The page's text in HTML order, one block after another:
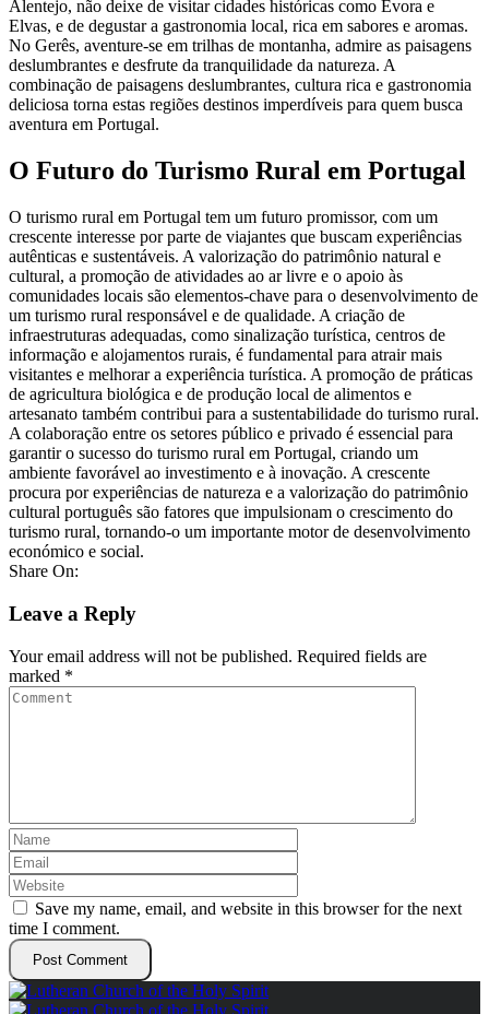
Alentejo, não deixe de visitar cidades históricas como Évora e
Elvas, e de degustar a gastronomia local, rica em sabores e aromas.
No Gerês, aventure-se em trilhas de montanha, admire as paisagens
deslumbrantes e desfrute da tranquilidade da natureza. A
combinação de paisagens deslumbrantes, cultura rica e gastronomia
deliciosa torna estas regiões destinos imperdíveis para quem busca
aventura em Portugal.
O Futuro do Turismo Rural em Portugal
O turismo rural em Portugal tem um futuro promissor, com um
crescente interesse por parte de viajantes que buscam experiências
autênticas e sustentáveis. A valorização do patrimônio natural e
cultural, a promoção de atividades ao ar livre e o apoio às
comunidades locais são elementos-chave para o desenvolvimento de
um turismo rural responsável e de qualidade. A criação de
infraestruturas adequadas, como sinalização turística, centros de
informação e alojamentos rurais, é fundamental para atrair mais
visitantes e melhorar a experiência turística. A promoção de práticas
de agricultura biológica e de produção local de alimentos e
artesanato também contribui para a sustentabilidade do turismo rural.
A colaboração entre os setores público e privado é essencial para
garantir o sucesso do turismo rural em Portugal, criando um
ambiente favorável ao investimento e à inovação. A crescente
procura por experiências de natureza e a valorização do patrimônio
cultural português são fatores que impulsionam o crescimento do
turismo rural, tornando-o um importante motor de desenvolvimento
económico e social.
Share On:
Leave a Reply
Your email address will not be published. Required fields are
marked *
Save my name, email, and website in this browser for the next
time I comment.